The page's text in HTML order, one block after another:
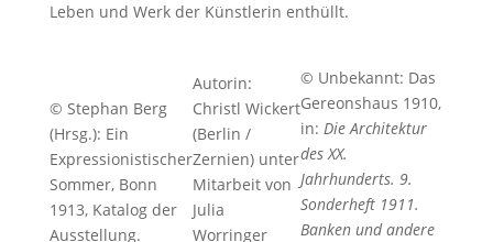
Leben und Werk der Künstlerin enthüllt.
© Unbekannt: Das
Gereonshaus 1910,
in:Die Architektur
des XX.
Jahrhunderts. 9.
Sonderheft 1911.
Banken und andere
© Stephan Berg
(Hrsg.): Ein
Expressionistischer
Sommer, Bonn
1913, Katalog der
Ausstellung.
Autorin:
Christl Wickert
(Berlin /
Zernien) unter
Mitarbeit von
Julia
Worringer